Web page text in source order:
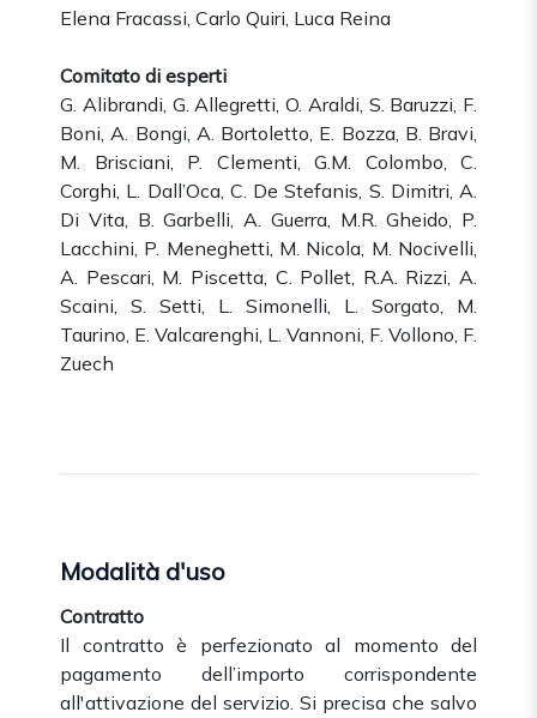
Elena Fracassi, Carlo Quiri, Luca Reina
Comitato di esperti
G. Alibrandi, G. Allegretti, O. Araldi, S. Baruzzi, F.
Boni, A. Bongi, A. Bortoletto, E. Bozza, B. Bravi,
M. Brisciani, P. Clementi, G.M. Colombo, C.
Corghi, L. Dall’Oca, C. De Stefanis, S. Dimitri, A.
Di Vita, B. Garbelli, A. Guerra, M.R. Gheido, P.
Lacchini, P. Meneghetti, M. Nicola, M. Nocivelli,
A. Pescari, M. Piscetta, C. Pollet, R.A. Rizzi, A.
Scaini, S. Setti, L. Simonelli, L. Sorgato, M.
Taurino, E. Valcarenghi, L. Vannoni, F. Vollono, F.
Zuech
Modalità d'uso
Contratto
Il contratto è perfezionato al momento del
pagamento dell’importo corrispondente
all'attivazione del servizio. Si precisa che salvo